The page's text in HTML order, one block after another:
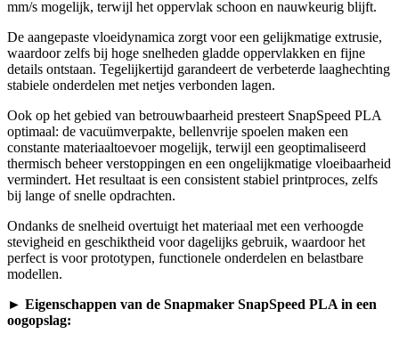
mm/s mogelijk, terwijl het oppervlak schoon en nauwkeurig blijft.
De aangepaste vloeidynamica zorgt voor een gelijkmatige extrusie,
waardoor zelfs bij hoge snelheden gladde oppervlakken en fijne
details ontstaan. Tegelijkertijd garandeert de verbeterde laaghechting
stabiele onderdelen met netjes verbonden lagen.
Ook op het gebied van betrouwbaarheid presteert SnapSpeed PLA
optimaal: de vacuümverpakte, bellenvrije spoelen maken een
constante materiaaltoevoer mogelijk, terwijl een geoptimaliseerd
thermisch beheer verstoppingen en een ongelijkmatige vloeibaarheid
vermindert. Het resultaat is een consistent stabiel printproces, zelfs
bij lange of snelle opdrachten.
Ondanks de snelheid overtuigt het materiaal met een verhoogde
stevigheid en geschiktheid voor dagelijks gebruik, waardoor het
perfect is voor prototypen, functionele onderdelen en belastbare
modellen.
► Eigenschappen van de Snapmaker SnapSpeed PLA in een
oogopslag: